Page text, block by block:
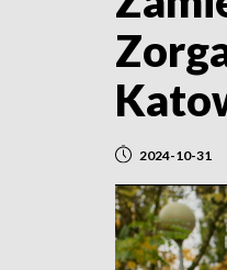
2024-10-31